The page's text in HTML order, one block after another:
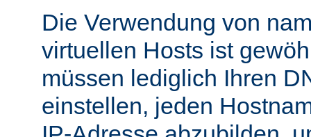
Die Verwendung von
virtuellen Hosts ist
müssen lediglich Ihren
einstellen, jeden